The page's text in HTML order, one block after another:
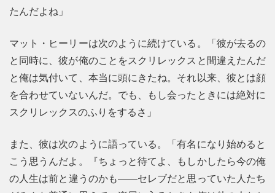
たんだよね」
マット・ヒーリーは次のように続けている。「彼が去るの
と同時に、彼が俺のことをスクリレックスと間違えたんだ
と俺は気付いて、本当に頭にきたね。それ以来、彼とは顔
を合わせていないんだ。でも、もし会ったときには絶対に
スクリレックスのふりをするさ」
また、彼は次のように語っている。「有名になり始めると
こう思うんだよ。『ちょっと待てよ、もしかしたら今の俺
の人生は前と違うのかも――セレブだと思っていた人たち